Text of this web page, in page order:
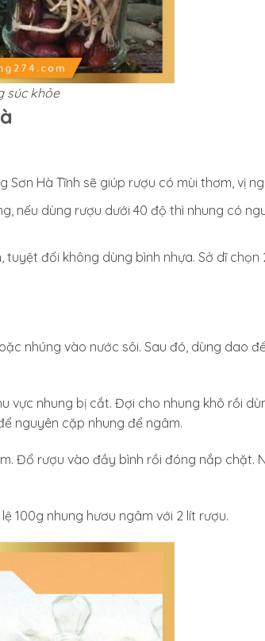
súc khỏe
Hà Tĩnh sẽ giúp rượu có mùi thơm, vị
nếu dùng rượu dưới 40 độ thì nhung có
đối không dùng bình nhựa. Sở dĩ chọn
nhúng vào nước sôi. Sau đó, dùng dao
vực nhung bị cắt. Đợi cho nhung khô rồi
nguyên cặp nhung để ngâm.
Đổ rượu vào đầy bình rồi đóng nắp chặt.
100g nhung hươu ngâm với 2 lít rượu.